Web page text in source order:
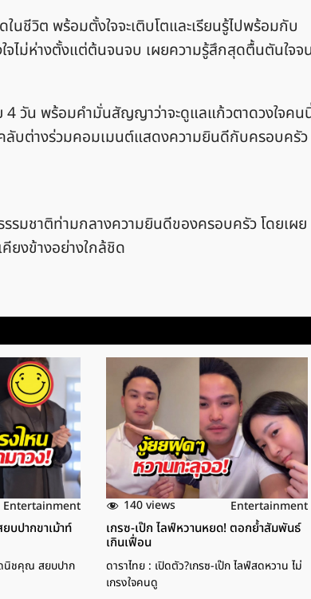
นชีวิต พร้อมตั้งใจจะเติบโตและเรียนรู้ไปพร้อมกับ
ใจไม่ห่างตั้งแต่ต้นจนจบ เผยความรู้สึกสุดตื้นตันใจจ
วัน พร้อมคำมั่นสัญญาว่าจะดูแลแก้วตาดวงใจคน
ลับต่างร่วมคอมเมนต์แสดงความยินดีกับครอบครัว
มชาติท่ามกลางความยินดีของครอบครัว โดยเผย
ยงข้างอย่างใกล้ชิด
Entertainment
ปากขาเม้าท์
นิชคุณ สยบปาก
140 views Entertainment
เกรซ-เป๊ก ไลฟ์หวานหยด! ตอกย้ำสัมพันธ์
เกินเฟื่อน
ดาราไทย : เปิดตัว?เกรซ-เป๊ก ไลฟ์สดหวาน ไม่
เกรงใจคนดู